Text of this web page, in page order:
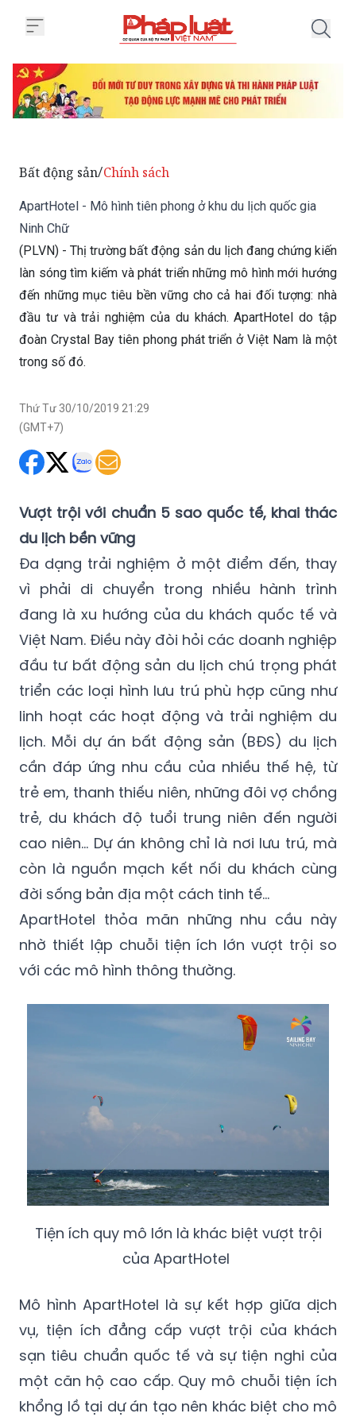
Bất động sản/Chính sách
ApartHotel - Mô hình tiên phong ở khu du lịch quốc gia
Ninh Chữ
(PLVN) - Thị trường bất động sản du lịch đang chứng kiến
làn sóng tìm kiếm và phát triển những mô hình mới hướng
đến những mục tiêu bền vững cho cả hai đối tượng: nhà
đầu tư và trải nghiệm của du khách. ApartHotel do tập
đoàn Crystal Bay tiên phong phát triển ở Việt Nam là một
trong số đó.
Thứ Tư 30/10/2019 21:29
(GMT+7)
Vượt trội với chuẩn 5 sao quốc tế, khai thác
du lịch bền vững
Đa dạng trải nghiệm ở một điểm đến, thay
vì phải di chuyển trong nhiều hành trình
đang là xu hướng của du khách quốc tế và
Việt Nam. Điều này đòi hỏi các doanh nghiệp
đầu tư bất động sản du lịch chú trọng phát
triển các loại hình lưu trú phù hợp cũng như
linh hoạt các hoạt động và trải nghiệm du
lịch. Mỗi dự án bất động sản (BĐS) du lịch
cần đáp ứng nhu cầu của nhiều thế hệ, từ
trẻ em, thanh thiếu niên, những đôi vợ chồng
trẻ, du khách độ tuổi trung niên đến người
cao niên... Dự án không chỉ là nơi lưu trú, mà
còn là nguồn mạch kết nối du khách cùng
đời sống bản địa một cách tinh tế...
ApartHotel thỏa mãn những nhu cầu này
nhờ thiết lập chuỗi tiện ích lớn vượt trội so
với các mô hình thông thường.
Tiện ích quy mô lớn là khác biệt vượt trội
của ApartHotel
Mô hình ApartHotel là sự kết hợp giữa dịch
vụ, tiện ích đẳng cấp vượt trội của khách
sạn tiêu chuẩn quốc tế và sự tiện nghi của
một căn hộ cao cấp. Quy mô chuỗi tiện ích
khổng lồ tại dự án tạo nên khác biệt cho mô